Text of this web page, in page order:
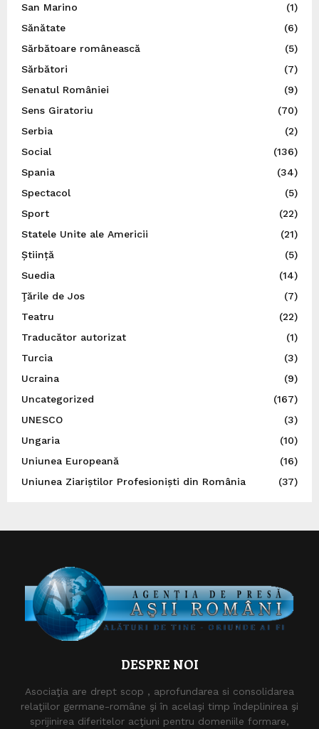
San Marino
(1)
Sănătate
(6)
Sărbătoare românească
(5)
Sărbători
(7)
Senatul României
(9)
Sens Giratoriu
(70)
Serbia
(2)
Social
(136)
Spania
(34)
Spectacol
(5)
Sport
(22)
Statele Unite ale Americii
(21)
Știință
(5)
Suedia
(14)
Ţările de Jos
(7)
Teatru
(22)
Traducător autorizat
(1)
Turcia
(3)
Ucraina
(9)
Uncategorized
(167)
UNESCO
(3)
Ungaria
(10)
Uniunea Europeană
(16)
Uniunea Ziariștilor Profesioniști din România
(37)
DESPRE NOI
Asociaţia are drept scop , aprofundarea si consolidarea
relaţiilor germane-române şi în acelaşi timp îndeplinirea şi
sprijinirea diferitelor acţiuni pentru domeniile formare,